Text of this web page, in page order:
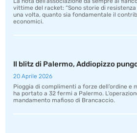
vittime del racket: “Sono storie di
una volta, quanto sia fondamentale il
economici.
Il blitz di Palermo, Addiopizzo
20 Aprile 2026
Pioggia di complimenti a forze dell’ordine e
ha portato a 32 fermi a Palermo.
mandamento mafioso di Brancaccio.